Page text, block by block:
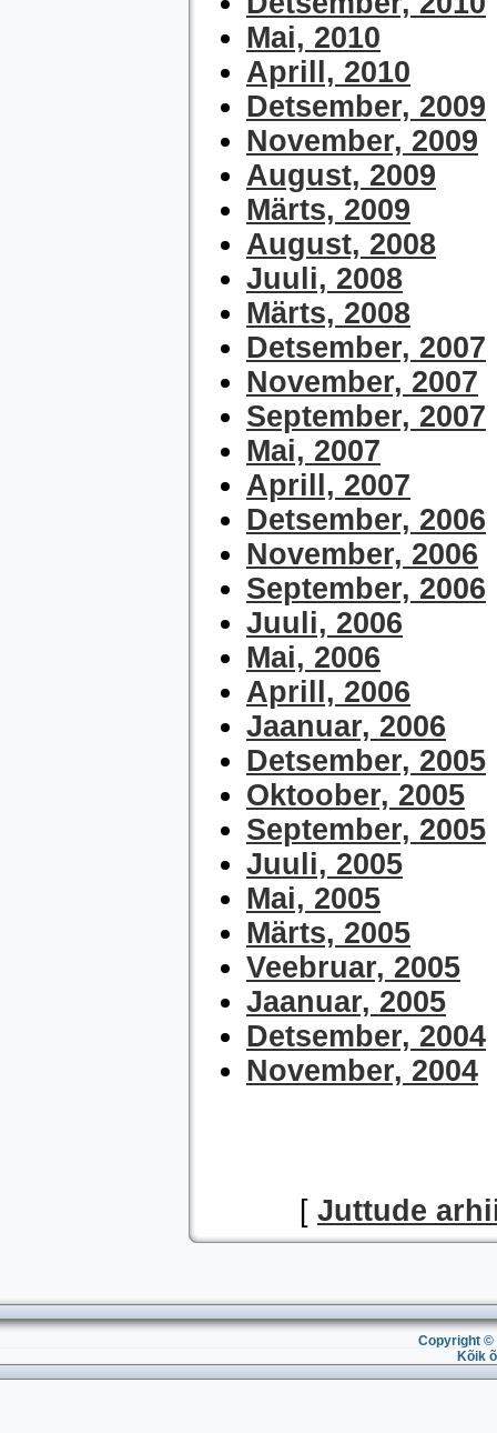
Mai, 2010
Aprill, 2010
Detsember, 2009
November, 2009
August, 2009
Märts, 2009
August, 2008
Juuli, 2008
Märts, 2008
Detsember, 2007
November, 2007
September, 2007
Mai, 2007
Aprill, 2007
Detsember, 2006
November, 2006
September, 2006
Juuli, 2006
Mai, 2006
Aprill, 2006
Jaanuar, 2006
Detsember, 2005
Oktoober, 2005
September, 2005
Juuli, 2005
Mai, 2005
Märts, 2005
Veebruar, 2005
Jaanuar, 2005
Detsember, 2004
November, 2004
[ Juttude
Copyright ©
Kõik